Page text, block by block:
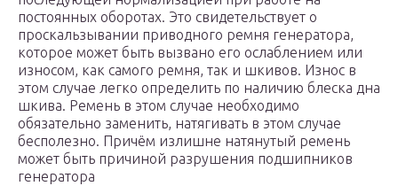
постоянных оборотах. Это свидетельствует о
проскальзывании приводного ремня генератора,
которое может быть вызвано его ослаблением или
износом, как самого ремня, так и шкивов. Износ в
этом случае легко определить по наличию блеска дна
шкива. Ремень в этом случае необходимо
обязательно заменить, натягивать в этом случае
бесполезно. Причём излишне натянутый ремень
может быть причиной разрушения подшипников
генератора